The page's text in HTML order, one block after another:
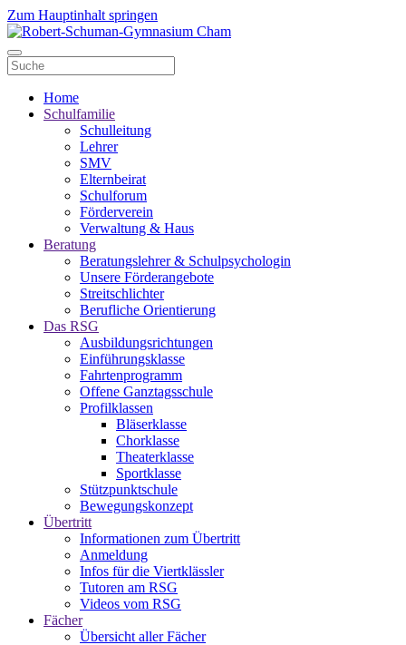
Zum Hauptinhalt springen
Home
Schulfamilie
Schulleitung
Lehrer
SMV
Elternbeirat
Schulforum
Förderverein
Verwaltung & Haus
Beratung
Beratungslehrer & Schulpsychologin
Unsere Förderangebote
Streitschlichter
Berufliche Orientierung
Das RSG
Ausbildungsrichtungen
Einführungsklasse
Fahrtenprogramm
Offene Ganztagsschule
Profilklassen
Bläserklasse
Chorklasse
Theaterklasse
Sportklasse
Stützpunktschule
Bewegungskonzept
Übertritt
Informationen zum Übertritt
Anmeldung
Infos für die Viertklässler
Tutoren am RSG
Videos vom RSG
Fächer
Übersicht aller Fächer